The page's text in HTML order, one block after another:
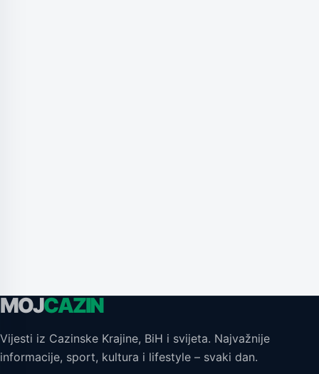
MOJCAZIN
Vijesti iz Cazinske Krajine, BiH i svijeta. Najvažnije
informacije, sport, kultura i lifestyle – svaki dan.